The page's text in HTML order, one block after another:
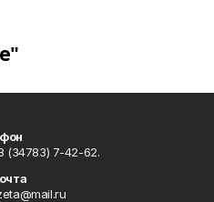
(34783) 7-42-62.